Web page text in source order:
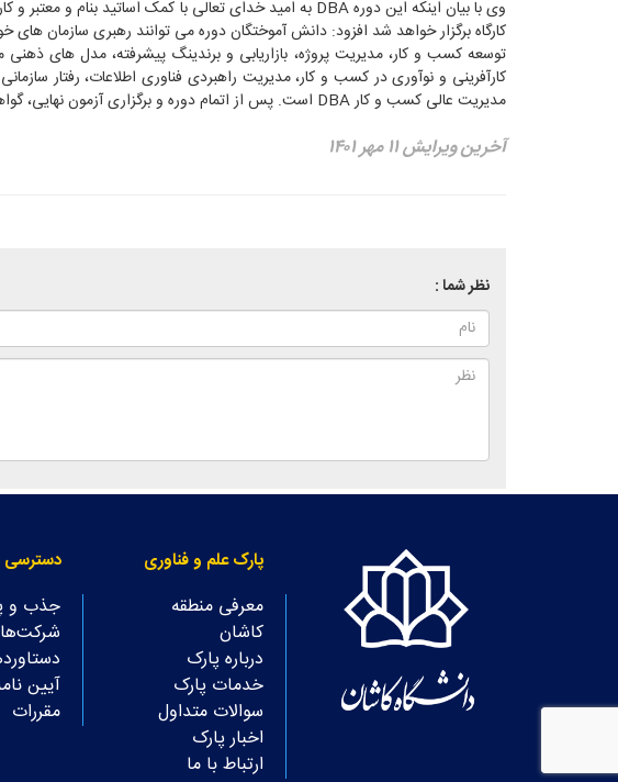
کارگاه برگزار خواهد شد افزود: دانش آموختگان دوره می توانند رهبری سازمان های
توسعه کسب و کار، مدیریت پروژه، بازاریابی و برندینگ پیشرفته، مدل های
کارآفرینی و نوآوری در کسب و کار، مدیریت راهبردی فناوری اطلاعات، رفتار
مدیریت عالی کسب و کار DBA است. پس از اتمام دوره و برگزاری آزمون نهایی، گواهی پایان دوره از دانشگاه کاشان به شرکت کنندگان اعطا می شود.
آخرین ویرایش ۱۱ مهر ۱۴۰۱
نظر شما :
پارک علم و فناوری
معرفی منطقه
کاشان
درباره پارک
خدمات پارک
سوالات متداول
اخبار پارک
ارتباط با ما
دسترسی
جذب و
آیین
مقررات